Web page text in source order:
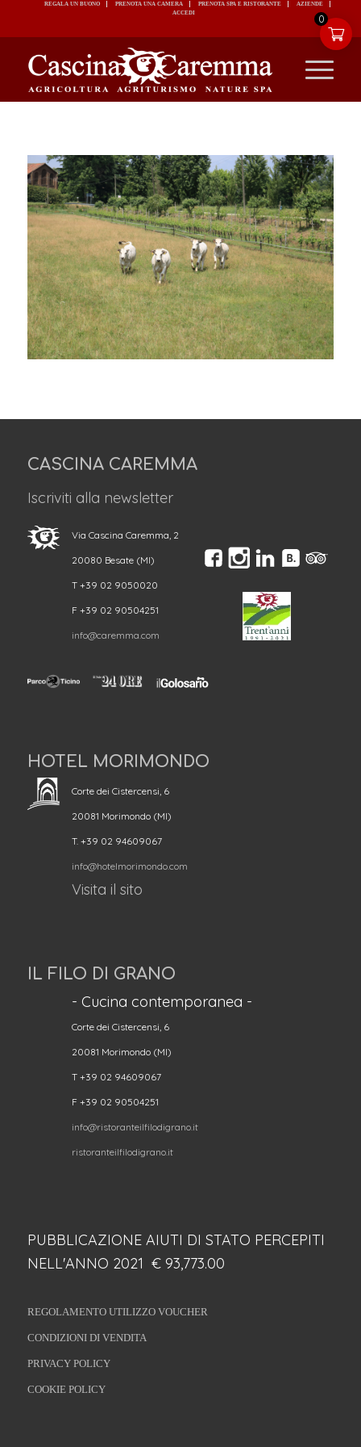
0
REGALA UN BUONO PRENOTA UNA CAMERA PRENOTA SPA E RISTORANTE
CASCINA CAREMMA
Iscriviti alla newsletter
Via Cascina Caremma, 2
20080 Besate (MI)
T +39 02 9050020
F +39 02 90504251
info@caremma.com
HOTEL MORIMONDO
Corte dei Cistercensi, 6
20081 Morimondo (MI)
T. +39 02 94609067
info@hotelmorimondo.com
Visita il sito
IL FILO DI GRANO
- Cucina contemporanea -
Corte dei Cistercensi, 6
20081 Morimondo (MI)
T +39 02 94609067
F +39 02 90504251
info@ristoranteilfilodigrano.it
ristoranteilfilodigrano.it
PUBBLICAZIONE AIUTI DI STATO PERCEPITI
NELL'ANNO 2021 € 93,773.00
REGOLAMENTO UTILIZZO VOUCHER
CONDIZIONI DI VENDITA
PRIVACY POLICY
COOKIE POLICY